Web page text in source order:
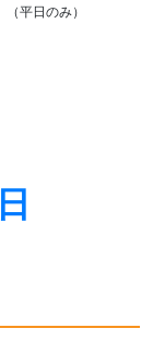
平日のみ）